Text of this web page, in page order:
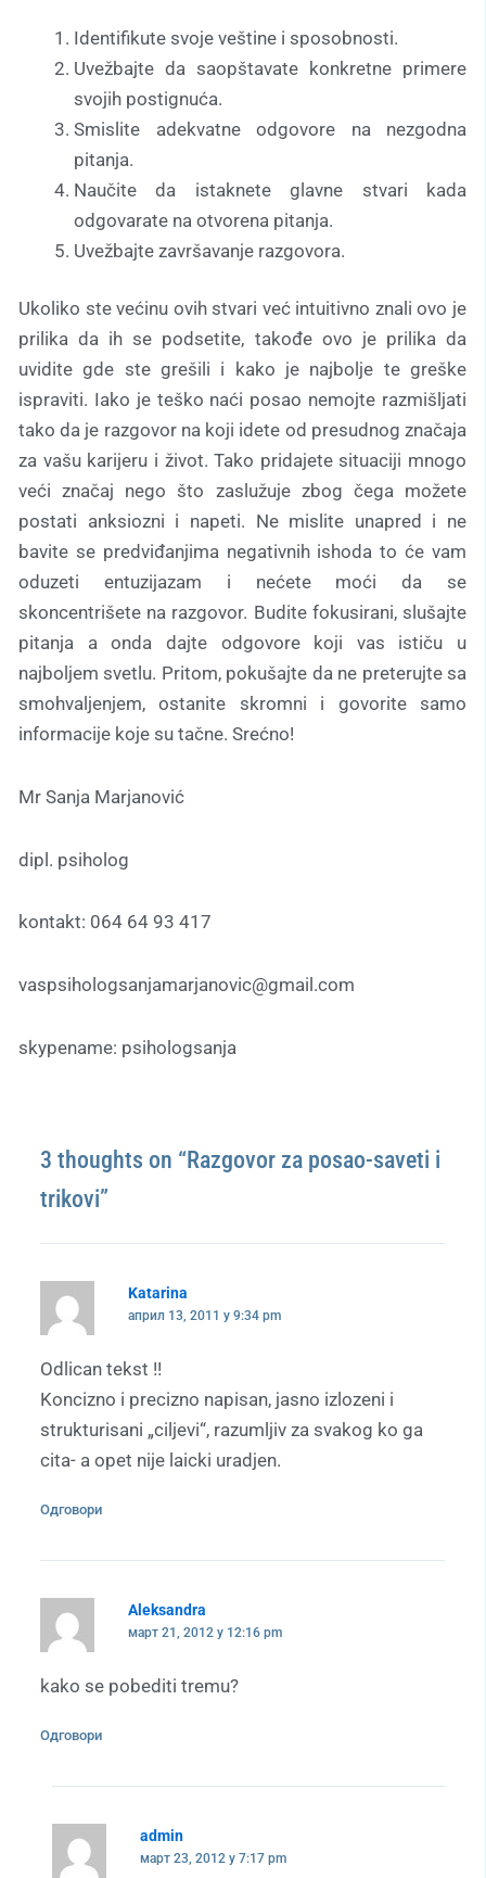
Identifikute svoje veštine i sposobnosti.
Uvežbajte da saopštavate konkretne primere
svojih postignuća.
Smislite adekvatne odgovore na nezgodna
pitanja.
Naučite da istaknete glavne stvari kada
odgovarate na otvorena pitanja.
Uvežbajte završavanje razgovora.
Ukoliko ste većinu ovih stvari već intuitivno znali ovo je
prilika da ih se podsetite, takođe ovo je prilika da
uvidite gde ste grešili i kako je najbolje te greške
ispraviti. Iako je teško naći posao nemojte razmišljati
tako da je razgovor na koji idete od presudnog značaja
za vašu karijeru i život. Tako pridajete situaciji mnogo
veći značaj nego što zaslužuje zbog čega možete
postati anksiozni i napeti. Ne mislite unapred i ne
bavite se predviđanjima negativnih ishoda to će vam
oduzeti entuzijazam i nećete moći da se
skoncentrišete na razgovor. Budite fokusirani, slušajte
pitanja a onda dajte odgovore koji vas ističu u
najboljem svetlu. Pritom, pokušajte da ne preterujte sa
smohvaljenjem, ostanite skromni i govorite samo
informacije koje su tačne. Srećno!
Mr Sanja Marjanović
dipl. psiholog
kontakt: 064 64 93 417
vaspsihologsanjamarjanovic@gmail.com
skypename: psihologsanja
3 thoughts on “Razgovor za posao-saveti i
trikovi”
Katarina
април 13, 2011 у 9:34 pm
Odlican tekst !!
Koncizno i precizno napisan, jasno izlozeni i
strukturisani „ciljevi“, razumljiv za svakog ko ga
cita- a opet nije laicki uradjen.
Одговори
Aleksandra
март 21, 2012 у 12:16 pm
kako se pobediti tremu?
Одговори
admin
март 23, 2012 у 7:17 pm